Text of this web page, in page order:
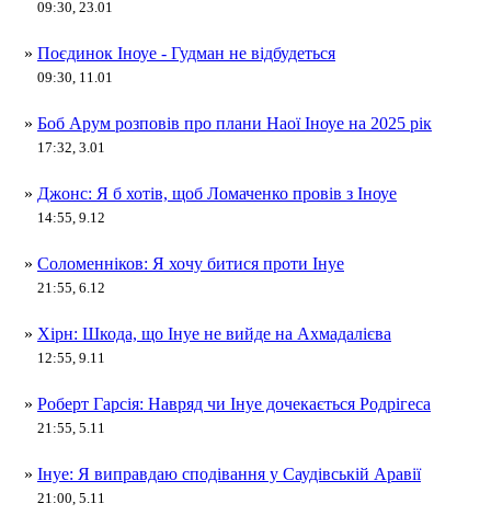
09:30, 23.01
» Поєдинок Іноуе - Гудман не відбудеться
09:30, 11.01
» Боб Арум розповів про плани Наої Іноуе на 2025 рік
17:32, 3.01
» Джонс: Я б хотів, щоб Ломаченко провів з Іноуе
14:55, 9.12
» Соломенніков: Я хочу битися проти Інуе
21:55, 6.12
» Хірн: Шкода, що Інуе не вийде на Ахмадалієва
12:55, 9.11
» Роберт Гарсія: Навряд чи Інуе дочекається Родрігеса
21:55, 5.11
» Інуе: Я виправдаю сподівання у Саудівській Аравії
21:00, 5.11